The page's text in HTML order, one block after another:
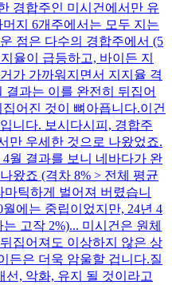
경합주인 미시건에서만 유
지 6개주에서는 모두 지는
점은 다수의 경합주에서 (5
율이 급등하고, 바이든 지
가 가까워지면서 지지율 격
결과는 이를 완전히 뒤집어
어진 것이 뼈아픕니다.이건
니다. 보시다시피, 경합주
만 우세한 것으로 나왔었죠.
월 결과를 보니 네바다가 완
왔죠 (격차 8% > 전체 평균
틱하게 벌어져 버렸습니
에는 중립이었지만, 24년 4
고작 2%)... 미시건은 원체
집어져도 이상하지 않은 상
든은 더욱 암울할 겁니다.질
선, 악화, 유지 될 것이라고